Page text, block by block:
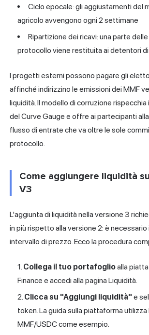
Ciclo epocale: gli aggiustamenti del
agricolo avvengono ogni 2 settimane
Ripartizione dei ricavi: una parte
protocollo viene restituita ai detentori
I progetti esterni possono pagare gli
affinché indirizzino le emissioni dei MMF
liquidità. Il modello di corruzione
del Curve Gauge e offre ai partecipanti
flusso di entrate che va oltre le sole
protocollo.
Come aggiungere liquidità
V3
L'aggiunta di liquidità nella versione 3
in più rispetto alla versione 2: è
intervallo di prezzo. Ecco la procedura
Collega il tuo portafoglioalla
Finance e accedi alla pagina Liquidità.
Clicca su "Aggiungi liquidità" e
token. La guida sulla piattaforma utilizza
MMF/USDC come esempio.